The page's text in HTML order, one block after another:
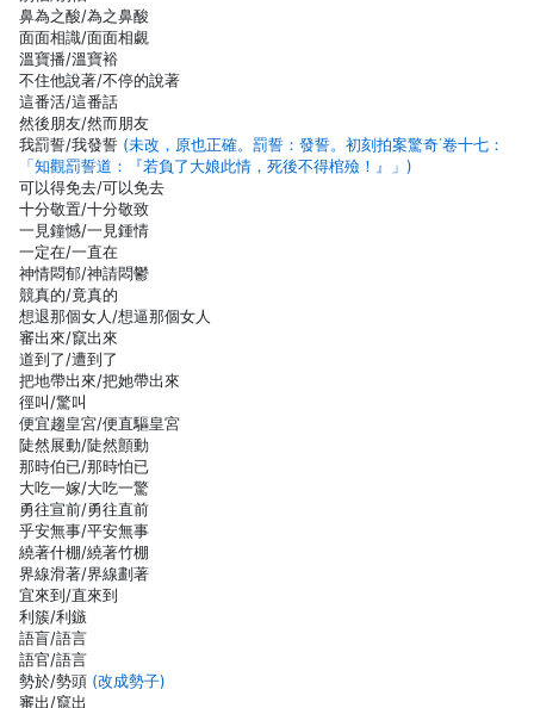
鼻為之酸/為之鼻酸
面面相識/面面相覷
溫寶播/溫寶裕
不住他說著/不停的說著
這番活/這番話
然後朋友/然而朋友
我罰誓/我發誓 (未改，原也正確。罰誓：發誓。初刻拍案驚奇˙卷十七：
「知觀罰誓道：『若負了大娘此情，死後不得棺殮！』」)
可以得免去/可以免去
十分敬置/十分敬致
一見鐘憾/一見鍾情
一定在/一直在
神情悶郁/神請悶鬱
競真的/竟真的
想退那個女人/想逼那個女人
審出來/竄出來
道到了/遭到了
把地帶出來/把她帶出來
徑叫/驚叫
便宜趨皇宮/便直驅皇宮
陡然展動/陡然顫動
那時伯已/那時怕已
大吃一嫁/大吃一驚
勇往宣前/勇往直前
乎安無事/平安無事
繞著什棚/繞著竹棚
界線滑著/界線劃著
宜來到/直來到
利簇/利鏃
語盲/語言
語官/語言
勢於/勢頭 (改成勢子)
審出/竄出